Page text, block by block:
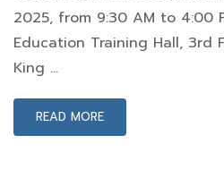
2025, from 9:30 AM to 4:00
Education Training Hall, 3rd
King …
READ MORE